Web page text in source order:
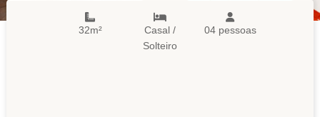
32m²
Casal /
Solteiro
04 pessoas